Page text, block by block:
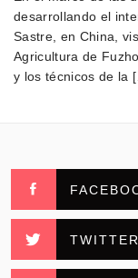
desarrollando el
Sastre, en China,
Agricultura de
y los técnicos de la
TWITTER